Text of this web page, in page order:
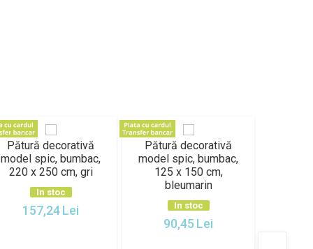
Pătură decorativă
model spic, bumbac,
220 x 250 cm, gri
In stoc
157,24Lei
Pătură decorativă
model spic, bumbac,
125 x 150 cm,
bleumarin
In stoc
90,45 Lei